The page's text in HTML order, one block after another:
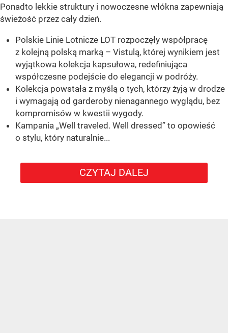
Ponadto lekkie struktury i nowoczesne włókna zapewniają
świeżość przez cały dzień.
Polskie Linie Lotnicze LOT rozpoczęły współpracę
z kolejną polską marką – Vistulą, której wynikiem jest
wyjątkowa kolekcja kapsułowa, redefiniująca
współczesne podejście do elegancji w podróży.
Kolekcja powstała z myślą o tych, którzy żyją w drodze
i wymagają od garderoby nienagannego wyglądu, bez
kompromisów w kwestii wygody.
Kampania „Well traveled. Well dressed” to opowieść
o stylu, który naturalnie...
CZYTAJ DALEJ